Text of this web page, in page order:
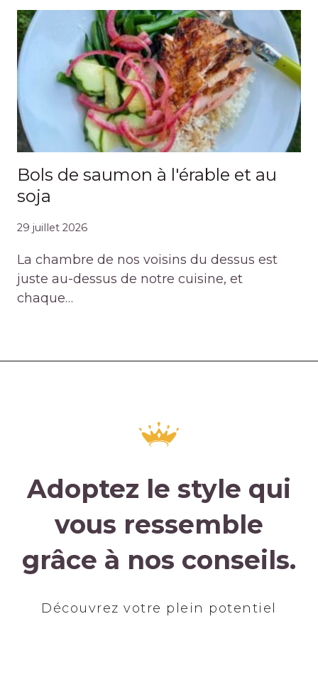
Bols de saumon à l'érable et au
soja
29 juillet 2026
La chambre de nos voisins du dessus est
juste au-dessus de notre cuisine, et
chaque…
Adoptez le style qui
vous ressemble
grâce à nos conseils.
Découvrez votre plein potentiel